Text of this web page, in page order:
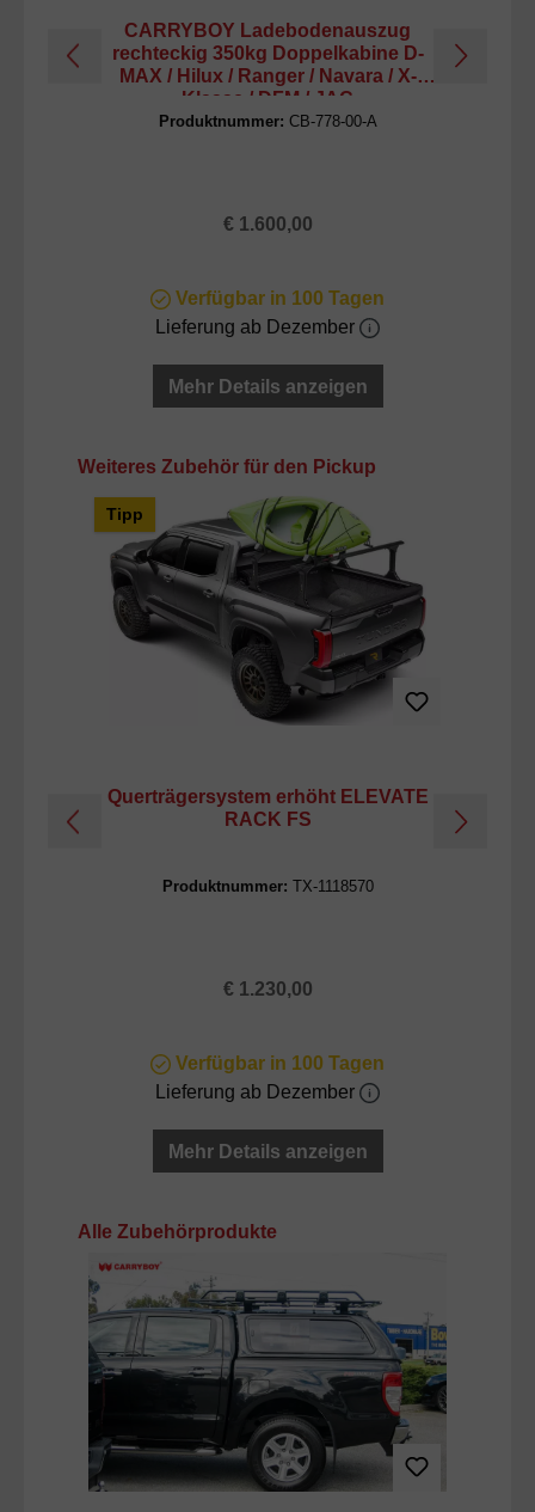
CARRYBOY Ladebodenauszug
rechteckig 350kg Doppelkabine D-
MAX / Hilux / Ranger / Navara / X-
Klasse / DFM / JAC
Produktnummer: CB-778-00-A
Regulärer Preis:
€ 1.600,00
Verfügbar in 100 Tagen
Lieferung ab Dezember
Mehr Details anzeigen
Produktgalerie überspringen
Weiteres Zubehör für den Pickup
Tipp
Querträgersystem erhöht ELEVATE
RACK FS
Produktnummer: TX-1118570
Regulärer Preis:
€ 1.230,00
Verfügbar in 100 Tagen
Lieferung ab Dezember
Mehr Details anzeigen
Produktgalerie überspringen
Alle Zubehörprodukte